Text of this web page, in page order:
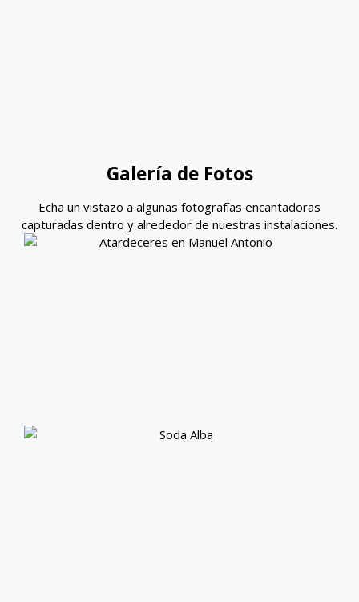
Galería de Fotos
Echa un vistazo a algunas fotografías encantadoras
capturadas dentro y alrededor de nuestras instalaciones.